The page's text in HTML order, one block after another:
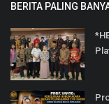
BERITA PALING